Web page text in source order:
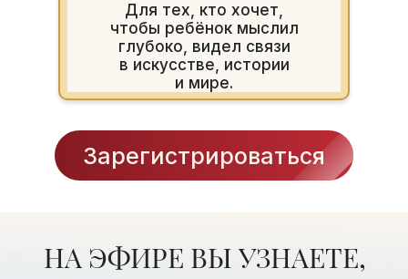
Для тех, кто хочет,
чтобы ребёнок мыслил
глубоко, видел связи
в искусстве, истории
и мире.
Зарегистрироваться
НА ЭФИРЕ ВЫ УЗНАЕТЕ,